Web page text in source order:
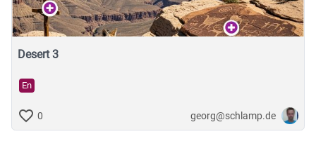
Desert 3
En
0 georg@schlamp.de